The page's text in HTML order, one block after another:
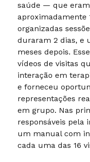
saúde — que
organizadas
duraram 2 dias, e
meses depois.
vídeos de visitas
interação em
e forneceu
representações
em grupo. Nas
responsáveis pela
um manual com
cada uma das 16